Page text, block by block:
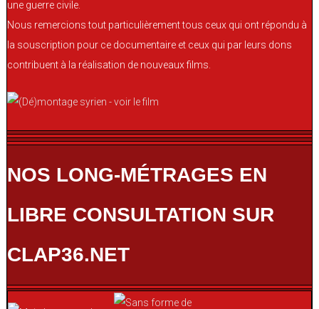
une guerre civile.
Nous remercions tout particulièrement tous ceux qui ont répondu à
la souscription pour ce documentaire et ceux qui par leurs dons
contribuent à la réalisation de nouveaux films.
NOS LONG-MÉTRAGES EN
LIBRE CONSULTATION SUR
CLAP36.NET